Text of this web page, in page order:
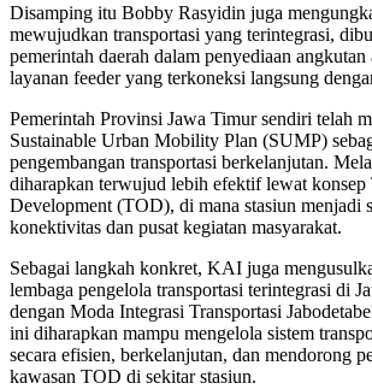
Disamping itu Bobby Rasyidin juga
mewujudkan transportasi yang terintegrasi,
pemerintah daerah dalam penyediaan angkutan
layanan feeder yang terkoneksi langsung
Pemerintah Provinsi Jawa Timur sendiri telah
Sustainable Urban Mobility Plan (SUMP)
pengembangan transportasi berkelanjutan.
diharapkan terwujud lebih efektif lewat konsep
Development (TOD), di mana stasiun menjadi
konektivitas dan pusat kegiatan masyarakat.
Sebagai langkah konkret, KAI juga
lembaga pengelola transportasi terintegrasi di
dengan Moda Integrasi Transportasi
ini diharapkan mampu mengelola sistem
secara efisien, berkelanjutan, dan mendorong
kawasan TOD di sekitar stasiun.